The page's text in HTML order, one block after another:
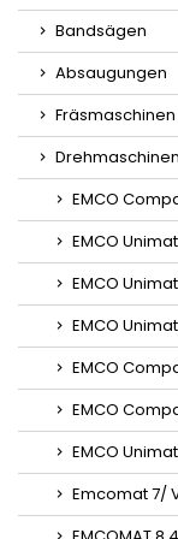
Bandsägen
Absaugungen
Fräsmaschinen
Drehmaschinen
EMCO
EMCO
EMCO
EMCO Unimat
EMCO
EMCO
EMCO
Emcomat 7/